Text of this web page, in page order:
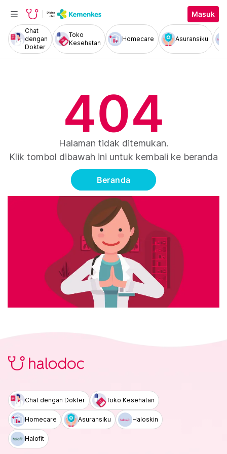
Masuk
Chat
dengan
Dokter
Toko
Kesehatan
Homecare Asuransiku
404
Halaman tidak ditemukan.
Klik tombol dibawah ini untuk kembali ke beranda
Beranda
Chat dengan Dokter Toko Kesehatan
Homecare Asuransiku Haloskin
Halofit